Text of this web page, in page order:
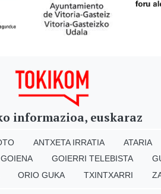
informazioa, euskaraz
ANTXETA IRRATIA ATARIA
GOIENA GOIERRI TELEBISTA
ORIO GUKA TXINTXARRI